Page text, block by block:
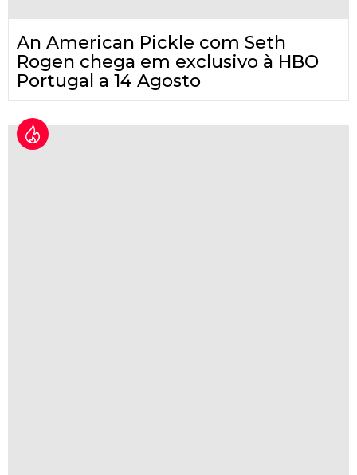
An American Pickle com Seth
Rogen chega em exclusivo à HBO
Portugal a 14 Agosto